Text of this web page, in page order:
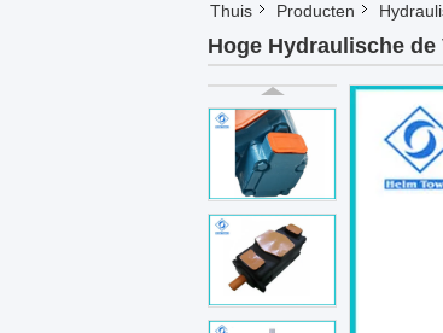
Thuis Producten
Hoge Hydraulische